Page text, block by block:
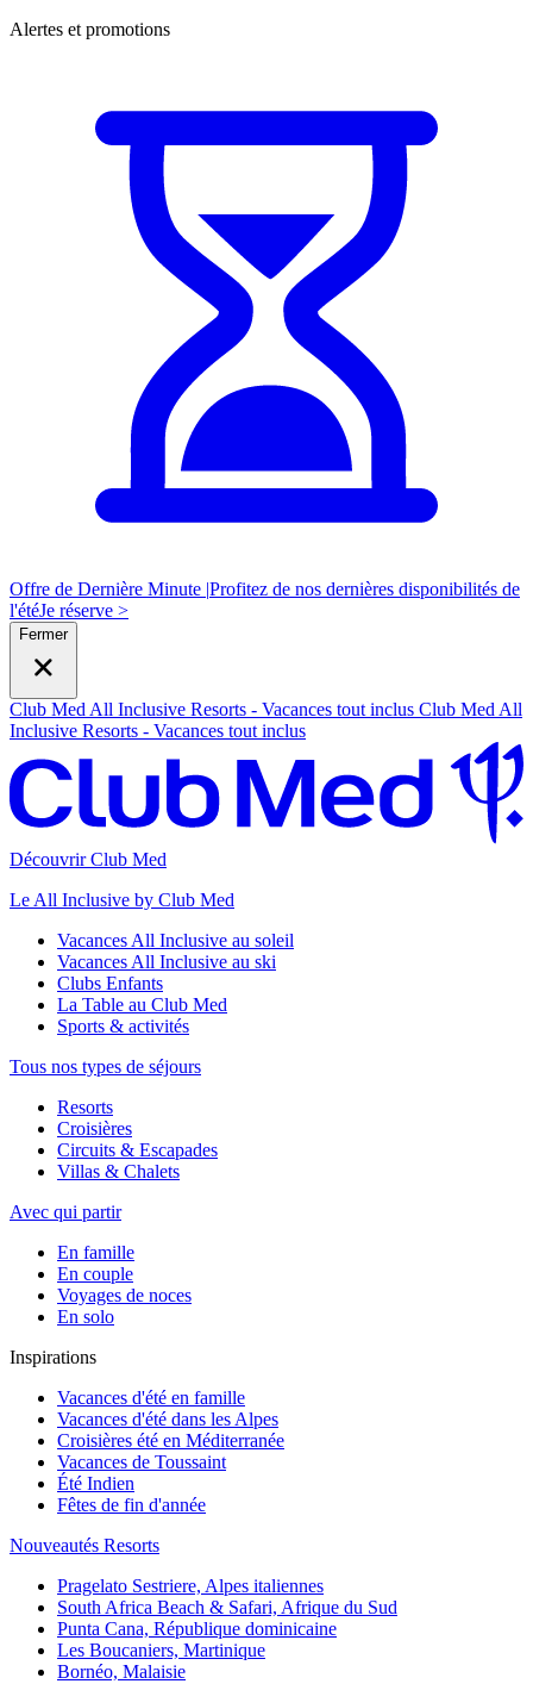
Alertes et promotions
Offre de Dernière Minute |Profitez de nos dernières disponibilités de
l'étéJe réserve >
Fermer
Club Med All Inclusive Resorts - Vacances tout inclus Club Med All
Inclusive Resorts - Vacances tout inclus
Découvrir Club Med
Le All Inclusive by Club Med
Vacances All Inclusive au soleil
Vacances All Inclusive au ski
Clubs Enfants
La Table au Club Med
Sports & activités
Tous nos types de séjours
Resorts
Croisières
Circuits & Escapades
Villas & Chalets
Avec qui partir
En famille
En couple
Voyages de noces
En solo
Inspirations
Vacances d'été en famille
Vacances d'été dans les Alpes
Croisières été en Méditerranée
Vacances de Toussaint
Été Indien
Fêtes de fin d'année
Nouveautés Resorts
Pragelato Sestriere, Alpes italiennes
South Africa Beach & Safari, Afrique du Sud
Punta Cana, République dominicaine
Les Boucaniers, Martinique
Bornéo, Malaisie